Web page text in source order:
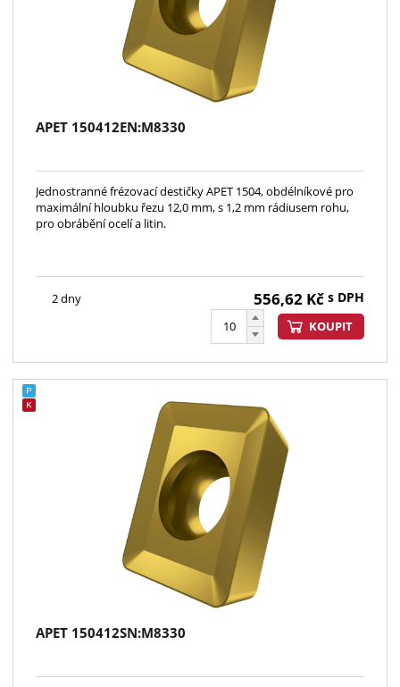
APET 150412EN:M8330
Jednostranné frézovací destičky APET 1504, obdélníkové pro
maximální hloubku řezu 12,0 mm, s 1,2 mm rádiusem rohu,
pro obrábění ocelí a litin.
2 dny 556,62 Kč s DPH
KOUPIT
APET 150412SN:M8330